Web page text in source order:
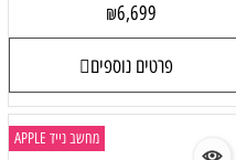
₪6,699
פרטים נוספים
מחשב נייד APPLE